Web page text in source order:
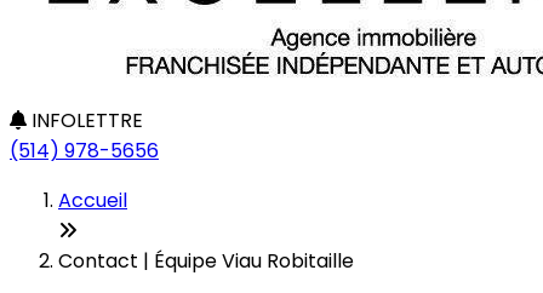
INFOLETTRE
(514) 978-5656
Accueil
Contact | Équipe Viau Robitaille